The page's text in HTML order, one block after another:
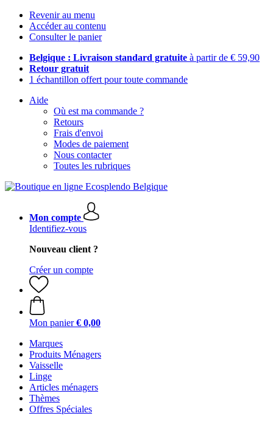
Revenir au menu
Accéder au contenu
Consulter le panier
Belgique : Livraison standard gratuite à partir de € 59,90
Retour gratuit
1 échantillon offert pour toute commande
Aide
Où est ma commande ?
Retours
Frais d'envoi
Modes de paiement
Nous contacter
Toutes les rubriques
Mon compte
Identifiez-vous
Nouveau client ?
Créer un compte
Mon panier € 0,00
Marques
Produits Ménagers
Vaisselle
Linge
Articles ménagers
Thèmes
Offres Spéciales